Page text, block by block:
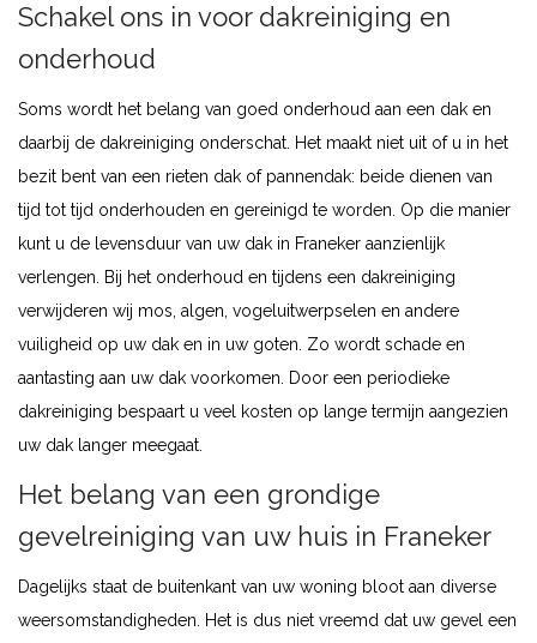
Schakel ons in voor dakreiniging en
onderhoud
Soms wordt het belang van goed onderhoud aan een dak en
daarbij de dakreiniging onderschat. Het maakt niet uit of u in het
bezit bent van een rieten dak of pannendak: beide dienen van
tijd tot tijd onderhouden en gereinigd te worden. Op die manier
kunt u de levensduur van uw dak in Franeker aanzienlijk
verlengen. Bij het onderhoud en tijdens een dakreiniging
verwijderen wij mos, algen, vogeluitwerpselen en andere
vuiligheid op uw dak en in uw goten. Zo wordt schade en
aantasting aan uw dak voorkomen. Door een periodieke
dakreiniging bespaart u veel kosten op lange termijn aangezien
uw dak langer meegaat.
Het belang van een grondige
gevelreiniging van uw huis in Franeker
Dagelijks staat de buitenkant van uw woning bloot aan diverse
weersomstandigheden. Het is dus niet vreemd dat uw gevel een